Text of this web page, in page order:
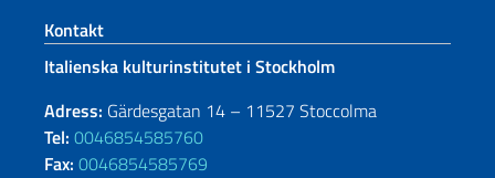
Footer section
Kontakt
Italienska kulturinstitutet i Stockholm
Adress: Gärdesgatan 14 – 11527 Stoccolma
Tel: 0046854585760
Fax: 0046854585769